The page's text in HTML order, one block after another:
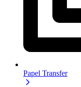
Papel Transfer